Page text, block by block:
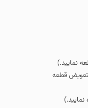
نمایید.)
تعویض قطعه